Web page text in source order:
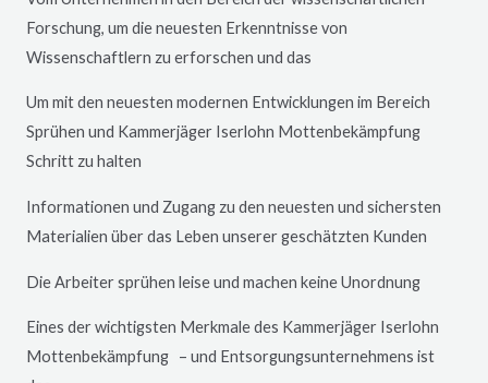
Forschung, um die neuesten Erkenntnisse von
Wissenschaftlern zu erforschen und das
Um mit den neuesten modernen Entwicklungen im Bereich
Sprühen und Kammerjäger Iserlohn Mottenbekämpfung
Schritt zu halten
Informationen und Zugang zu den neuesten und sichersten
Materialien über das Leben unserer geschätzten Kunden
Die Arbeiter sprühen leise und machen keine Unordnung
Eines der wichtigsten Merkmale des Kammerjäger Iserlohn
Mottenbekämpfung – und Entsorgungsunternehmens ist